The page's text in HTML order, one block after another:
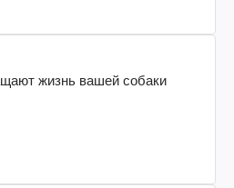
жизнь вашей собаки